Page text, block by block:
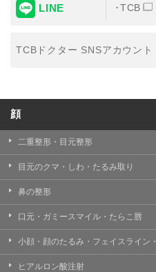
LINE TCB
TCBドクター SNSアカウント
顔
二重整形・目元整形
目元のクマ・しわ・たるみ取り
鼻の整形
口元・ガミースマイル・たらこ唇
小顔・顔のたるみ・フェイスライン
ヒアルロン酸注射